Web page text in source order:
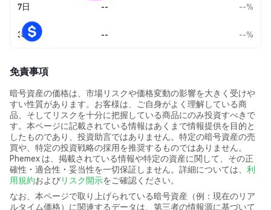
7日 -- --%
30日 -- --%
免責事項
暗号資産の価格は、市場リスクや価格変動の影響を大きく受けや
すい性質があります。お客様は、ご自身がよく理解している商
品、そしてリスクを十分に把握している商品にのみ投資すべきで
す。本ページに記載されている情報はあくまで情報提供を目的と
したものであり、投資助言ではありません。特定の暗号資産の売
買や、特定の投資戦略の採用を推奨するものではありません。
Phemex は、掲載されている情報や特定の資産に関して、その正
確性・適合性・妥当性を一切保証しません。詳細については、 利
用規約およびリスク開示をご確認ください。
なお、本ページで取り上げられている暗号資産（例：現在のリア
ルタイム価格）に関連するデータは、第三者の情報源に基づいて